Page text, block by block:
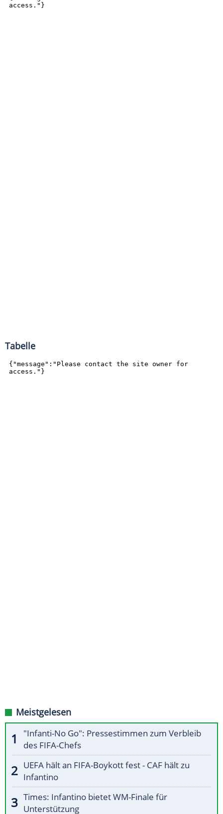
Tabelle
Meistgelesen
"Infanti-No Go": Pressestimmen zum Verbleib
des FIFA-Chefs
UEFA hält an FIFA-Boykott fest - CAF hält zu
Infantino
Times: Infantino bietet WM-Finale für
Unterstützung